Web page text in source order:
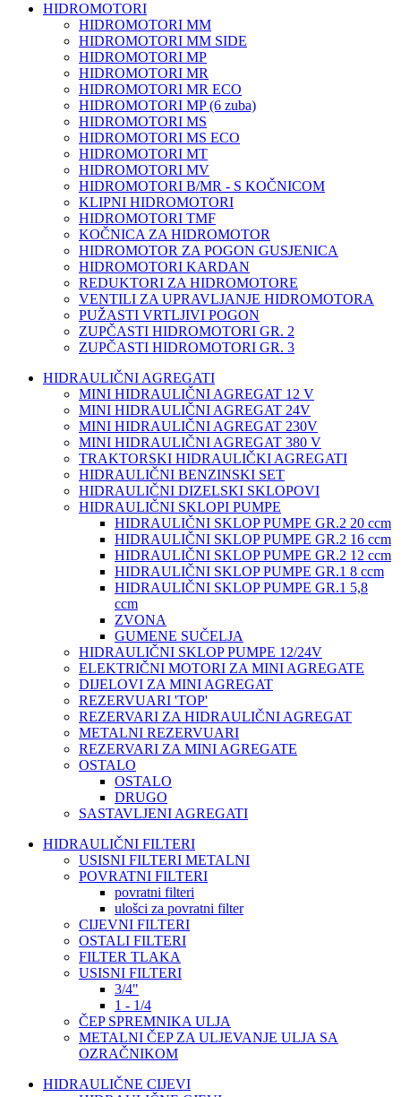
HIDROMOTORI
HIDROMOTORI MM
HIDROMOTORI MM SIDE
HIDROMOTORI MP
HIDROMOTORI MR
HIDROMOTORI MR ECO
HIDROMOTORI MP (6 zuba)
HIDROMOTORI MS
HIDROMOTORI MS ECO
HIDROMOTORI MT
HIDROMOTORI MV
HIDROMOTORI B/MR - S KOČNICOM
KLIPNI HIDROMOTORI
HIDROMOTORI TMF
KOČNICA ZA HIDROMOTOR
HIDROMOTOR ZA POGON GUSJENICA
HIDROMOTORI KARDAN
REDUKTORI ZA HIDROMOTORE
VENTILI ZA UPRAVLJANJE HIDROMOTORA
PUŽASTI VRTLJIVI POGON
ZUPČASTI HIDROMOTORI GR. 2
ZUPČASTI HIDROMOTORI GR. 3
HIDRAULIČNI AGREGATI
MINI HIDRAULIČNI AGREGAT 12 V
MINI HIDRAULIČNI AGREGAT 24V
MINI HIDRAULIČNI AGREGAT 230V
MINI HIDRAULIČNI AGREGAT 380 V
TRAKTORSKI HIDRAULIČKI AGREGATI
HIDRAULIČNI BENZINSKI SET
HIDRAULIČNI DIZELSKI SKLOPOVI
HIDRAULIČNI SKLOPI PUMPE
HIDRAULIČNI SKLOP PUMPE GR.2 20 ccm
HIDRAULIČNI SKLOP PUMPE GR.2 16 ccm
HIDRAULIČNI SKLOP PUMPE GR.2 12 ccm
HIDRAULIČNI SKLOP PUMPE GR.1 8 ccm
HIDRAULIČNI SKLOP PUMPE GR.1 5,8
ccm
ZVONA
GUMENE SUČELJA
HIDRAULIČNI SKLOP PUMPE 12/24V
ELEKTRIČNI MOTORI ZA MINI AGREGATE
DIJELOVI ZA MINI AGREGAT
REZERVUARI 'TOP'
REZERVARI ZA HIDRAULIČNI AGREGAT
METALNI REZERVUARI
REZERVARI ZA MINI AGREGATE
OSTALO
OSTALO
DRUGO
SASTAVLJENI AGREGATI
HIDRAULIČNI FILTERI
USISNI FILTERI METALNI
POVRATNI FILTERI
povratni filteri
ulošci za povratni filter
CIJEVNI FILTERI
OSTALI FILTERI
FILTER TLAKA
USISNI FILTERI
3/4"
1 - 1/4
ČEP SPREMNIKA ULJA
METALNI ČEP ZA ULJEVANJE ULJA SA
OZRAČNIKOM
HIDRAULIČNE CIJEVI